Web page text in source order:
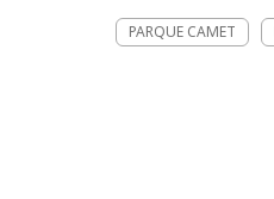
PARQUE CAMET